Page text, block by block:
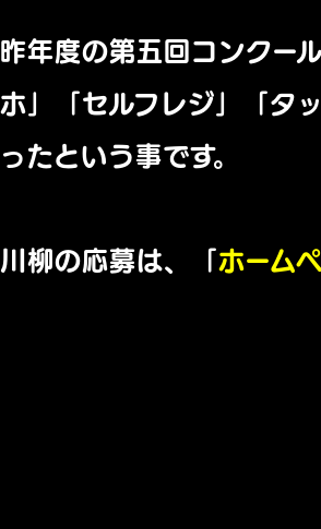
昨年度の第五回コンクー
ホ」「セルフレジ」「タ
ったという事です。
川柳の応募は、「 ホーム